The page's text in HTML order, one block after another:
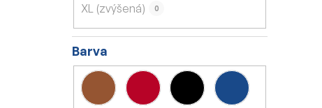
XL (zvýšená) 0
Barva